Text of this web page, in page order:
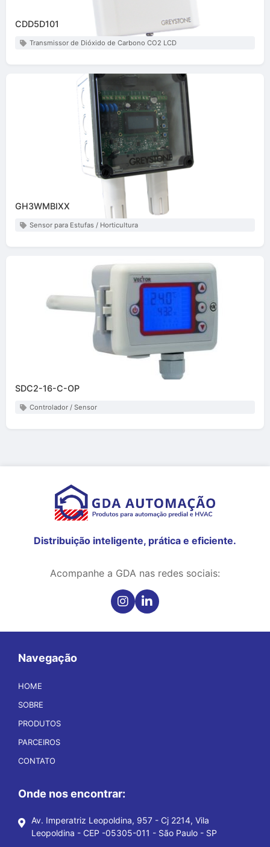
CDD5D101
Transmissor de Dióxido de Carbono CO2 LCD
GH3WMBIXX
Sensor para Estufas / Horticultura
SDC2-16-C-OP
Controlador / Sensor
Distribuição inteligente, prática e eficiente.
Acompanhe a GDA nas redes sociais:
Navegação
HOME
SOBRE
PRODUTOS
PARCEIROS
CONTATO
Onde nos encontrar:
Av. Imperatriz Leopoldina, 957 - Cj 2214, Vila
Leopoldina - CEP -05305-011 - São Paulo - SP